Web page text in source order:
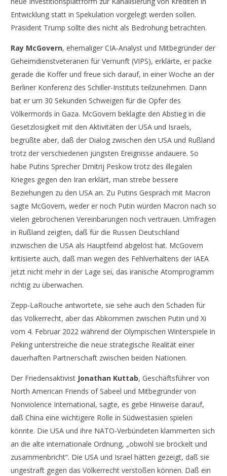
Entwicklung statt in Spekulation vorgelegt werden sollen.
Präsident Trump sollte dies nicht als Bedrohung betrachten.
Ray McGovern, ehemaliger CIA-Analyst und Mitbegründer der
Geheimdienstveteranen für Vernunft (VIPS), erklärte, er packe
gerade die Koffer und freue sich darauf, in einer Woche an der
Berliner Konferenz des Schiller-Instituts teilzunehmen. Dann
bat er um 30 Sekunden Schweigen für die Opfer des
Völkermords in Gaza. McGovern beklagte den Abstieg in die
Gesetzlosigkeit mit den Aktivitäten der USA und Israels,
begrüßte aber, daß der Dialog zwischen den USA und Rußland
trotz der verschiedenen jüngsten Ereignisse andauere. So
habe Putins Sprecher Dmitrij Peskow trotz des illegalen
Krieges gegen den Iran erklärt, man strebe bessere
Beziehungen zu den USA an. Zu Putins Gespräch mit Macron
sagte McGovern, weder er noch Putin würden Macron nach so
vielen gebrochenen Vereinbarungen noch vertrauen. Umfragen
in Rußland zeigten, daß für die Russen Deutschland
inzwischen die USA als Hauptfeind abgelöst hat. McGovern
kritisierte auch, daß man wegen des Fehlverhaltens der IAEA
jetzt nicht mehr in der Lage sei, das iranische Atomprogramm
richtig zu überwachen.
Zepp-LaRouche antwortete, sie sehe auch den Schaden für
das Völkerrecht, aber das Abkommen zwischen Putin und Xi
vom 4. Februar 2022 während der Olympischen Winterspiele in
Peking unterstreiche die neue strategische Realität einer
dauerhaften Partnerschaft zwischen beiden Nationen.
Der Friedensaktivist Jonathan Kuttab, Geschäftsführer von
North American Friends of Sabeel und Mitbegründer von
Nonviolence International, sagte, es gebe Hinweise darauf,
daß China eine wichtigere Rolle in Südwestasien spielen
könnte. Die USA und ihre NATO-Verbündeten klammerten sich
an die alte internationale Ordnung, „obwohl sie bröckelt und
zusammenbricht“. Die USA und Israel hätten gezeigt, daß sie
ungestraft gegen das Völkerrecht verstoßen können. Daß ein